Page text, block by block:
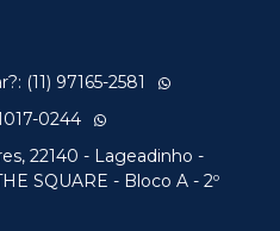
(11) 97165-2581
0244
22140 - Lageadinho -
SQUARE - Bloco A - 2º